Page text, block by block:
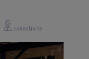
collectivite